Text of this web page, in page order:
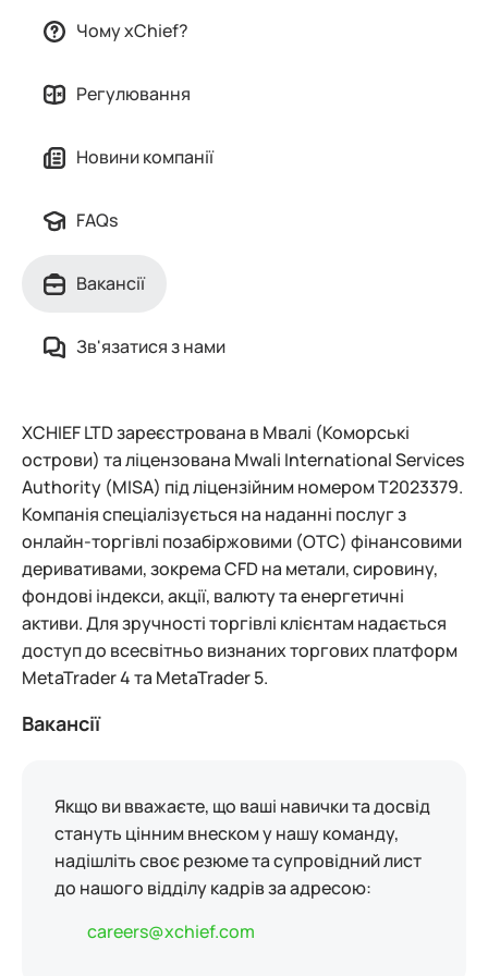
Чому xChief?
Регулювання
Новини компанії
FAQs
Вакансії
Зв'язатися з нами
XCHIEF LTD зареєстрована в Мвалі (Коморські
острови) та ліцензована Mwali International Services
Authority (MISA) під ліцензійним номером T2023379.
Компанія спеціалізується на наданні послуг з
онлайн-торгівлі позабіржовими (OTC) фінансовими
деривативами, зокрема CFD на метали, сировину,
фондові індекси, акції, валюту та енергетичні
активи. Для зручності торгівлі клієнтам надається
доступ до всесвітньо визнаних торгових платформ
MetaTrader 4 та MetaTrader 5.
Вакансії
Якщо ви вважаєте, що ваші навички та досвід
стануть цінним внеском у нашу команду,
надішліть своє резюме та супровідний лист
до нашого відділу кадрів за адресою:
careers@xchief.com